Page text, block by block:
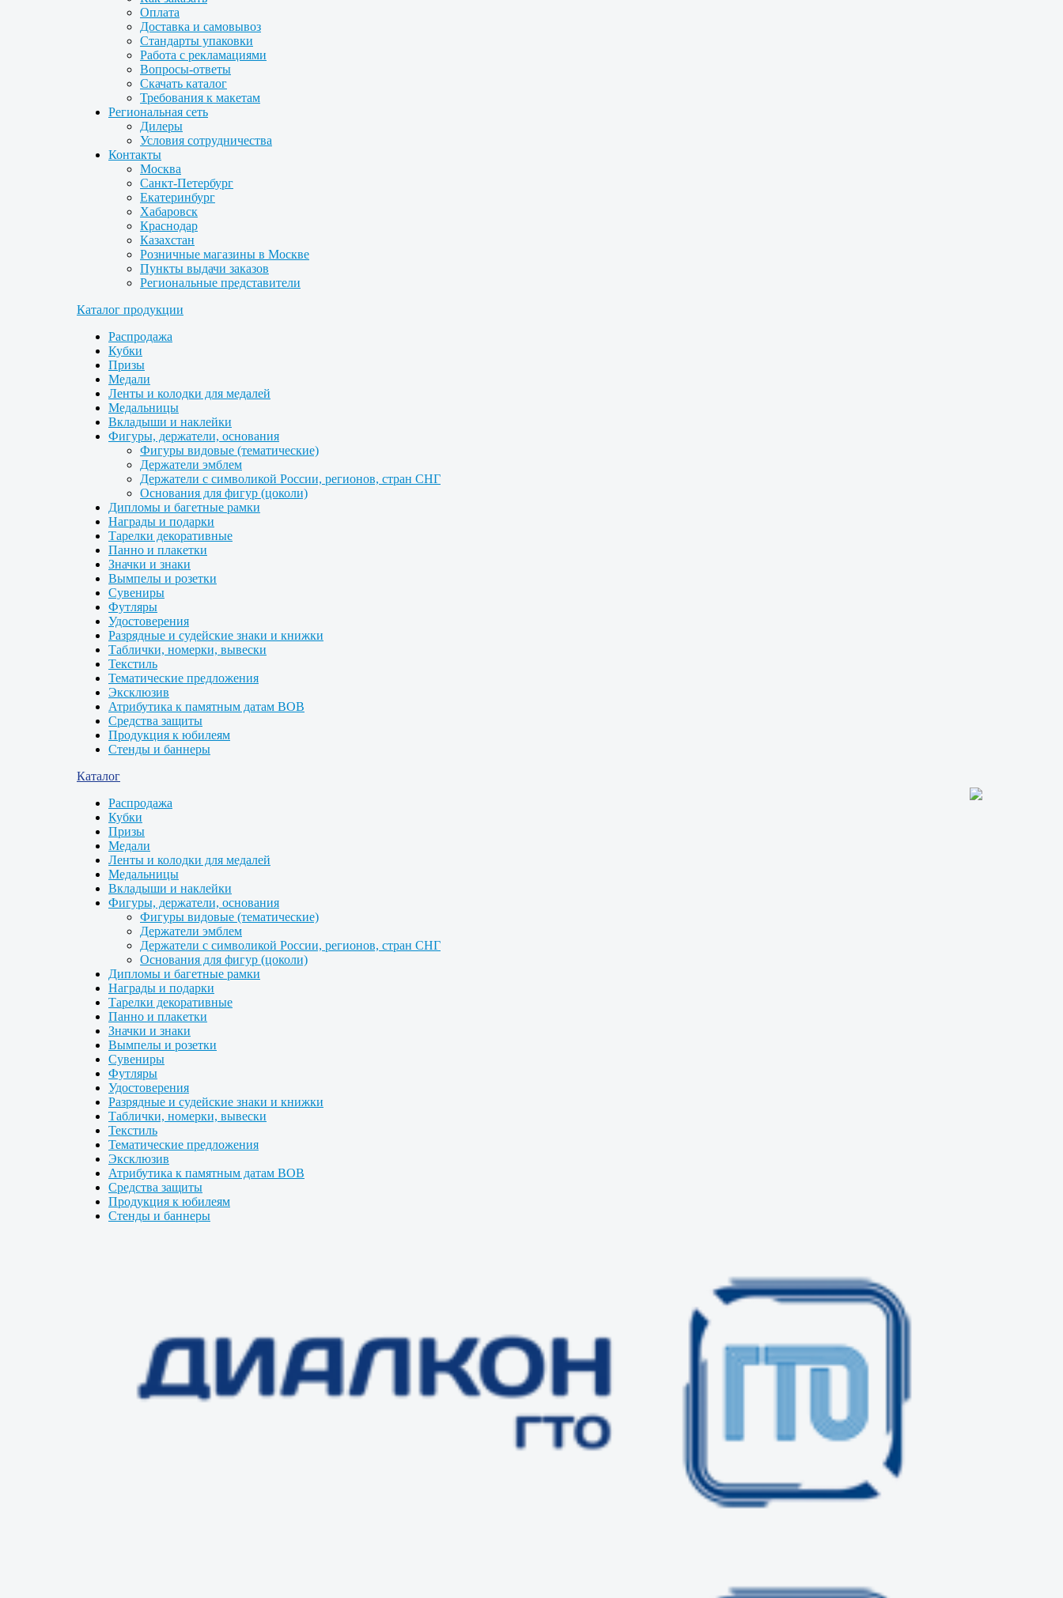
Оплата
Доставка и самовывоз
Стандарты упаковки
Работа с рекламациями
Вопросы-ответы
Скачать каталог
Требования к макетам
Региональная сеть
Дилеры
Условия сотрудничества
Контакты
Москва
Санкт-Петербург
Екатеринбург
Хабаровск
Краснодар
Казахстан
Розничные магазины в Москве
Пункты выдачи заказов
Региональные представители
Каталог продукции
Распродажа
Кубки
Призы
Медали
Ленты и колодки для медалей
Медальницы
Вкладыши и наклейки
Фигуры, держатели, основания
Фигуры видовые (тематические)
Держатели эмблем
Держатели с символикой России, регионов, стран СНГ
Основания для фигур (цоколи)
Дипломы и багетные рамки
Награды и подарки
Тарелки декоративные
Панно и плакетки
Значки и знаки
Вымпелы и розетки
Сувениры
Футляры
Удостоверения
Разрядные и судейские знаки и книжки
Таблички, номерки, вывески
Текстиль
Тематические предложения
Эксклюзив
Атрибутика к памятным датам ВОВ
Средства защиты
Продукция к юбилеям
Стенды и баннеры
Каталог
Распродажа
Кубки
Призы
Медали
Ленты и колодки для медалей
Медальницы
Вкладыши и наклейки
Фигуры, держатели, основания
Фигуры видовые (тематические)
Держатели эмблем
Держатели с символикой России, регионов, стран СНГ
Основания для фигур (цоколи)
Дипломы и багетные рамки
Награды и подарки
Тарелки декоративные
Панно и плакетки
Значки и знаки
Вымпелы и розетки
Сувениры
Футляры
Удостоверения
Разрядные и судейские знаки и книжки
Таблички, номерки, вывески
Текстиль
Тематические предложения
Эксклюзив
Атрибутика к памятным датам ВОВ
Средства защиты
Продукция к юбилеям
Стенды и баннеры